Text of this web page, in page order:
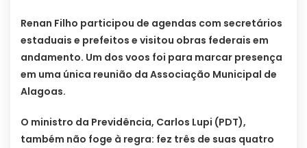
Renan Filho participou de agendas com secretários
estaduais e prefeitos e visitou obras federais em
andamento. Um dos voos foi para marcar presença
em uma única reunião da Associação Municipal de
Alagoas.
O ministro da Previdência, Carlos Lupi (PDT),
também não foge à regra: fez três de suas quatro